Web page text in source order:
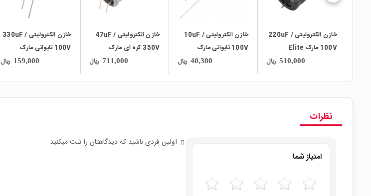
خازن الکترولیتی 220uF /
100V مارک Elite
510,000 ریال
خازن الکترولیتی 10uF /
100V تایوانی مارک
40,300 ریال
خازن الکترولیتی 47uF /
350V کره ای مارک
711,000 ریال
خازن الکترولیتی 330uF /
100V تایوانی مارک
159,000 ریال
نظرات
امتیاز شما
اولین فردی باشید که دیدگاهتان را ثبت میکنید